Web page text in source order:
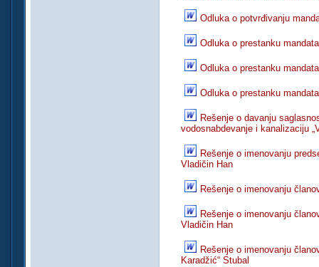
Odluka o potvrđivanju
Odluka o prestanku
Odluka o prestanku
Odluka o prestanku
Rešenje o davanju
vodosnabdevanje i kanalizaciju
Rešenje o imenovanju
Vladičin Han
Rešenje o imenovanju
Rešenje o imenovanju
Vladičin Han
Rešenje o imenovanju
Karadžić“ Stubal